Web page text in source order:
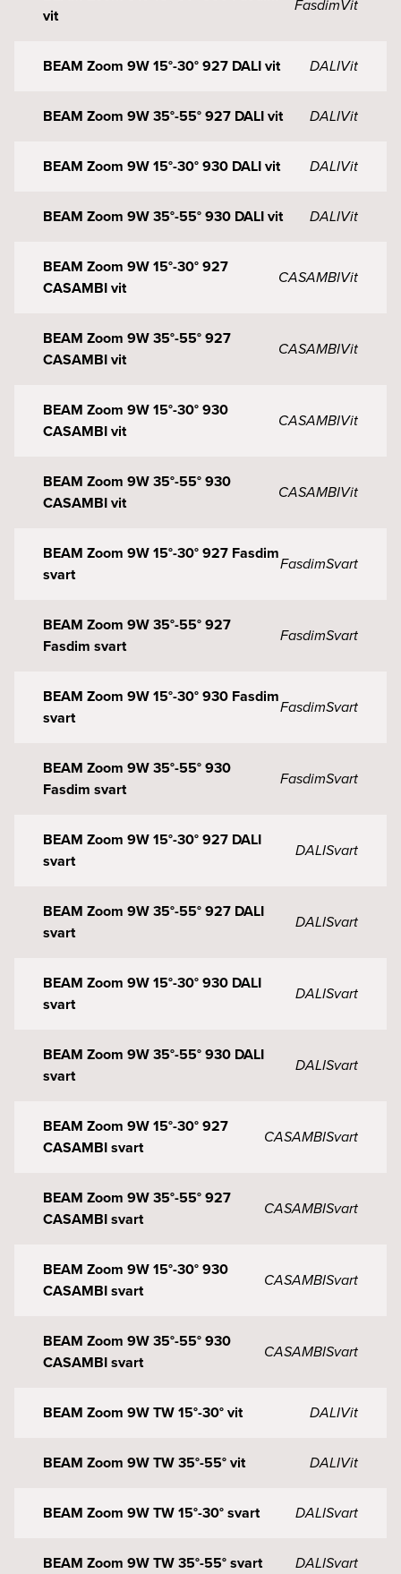
vit
FasdimVit
BEAM Zoom 9W 15°-30° 927 DALI vit DALIVit
BEAM Zoom 9W 35°-55° 927 DALI vit DALIVit
BEAM Zoom 9W 15°-30° 930 DALI vit DALIVit
BEAM Zoom 9W 35°-55° 930 DALI vit DALIVit
BEAM Zoom 9W 15°-30° 927
CASAMBI vit
CASAMBIVit
BEAM Zoom 9W 35°-55° 927
CASAMBI vit
CASAMBIVit
BEAM Zoom 9W 15°-30° 930
CASAMBI vit
CASAMBIVit
BEAM Zoom 9W 35°-55° 930
CASAMBI vit
CASAMBIVit
BEAM Zoom 9W 15°-30° 927 Fasdim
svart
FasdimSvart
BEAM Zoom 9W 35°-55° 927
Fasdim svart
FasdimSvart
BEAM Zoom 9W 15°-30° 930 Fasdim
svart
FasdimSvart
BEAM Zoom 9W 35°-55° 930
Fasdim svart
FasdimSvart
BEAM Zoom 9W 15°-30° 927 DALI
svart
DALISvart
BEAM Zoom 9W 35°-55° 927 DALI
svart
DALISvart
BEAM Zoom 9W 15°-30° 930 DALI
svart
DALISvart
BEAM Zoom 9W 35°-55° 930 DALI
svart
DALISvart
BEAM Zoom 9W 15°-30° 927
CASAMBI svart
CASAMBISvart
BEAM Zoom 9W 35°-55° 927
CASAMBI svart
CASAMBISvart
BEAM Zoom 9W 15°-30° 930
CASAMBI svart
CASAMBISvart
BEAM Zoom 9W 35°-55° 930
CASAMBI svart
CASAMBISvart
BEAM Zoom 9W TW 15°-30° vit DALIVit
BEAM Zoom 9W TW 35°-55° vit DALIVit
BEAM Zoom 9W TW 15°-30° svart DALISvart
BEAM Zoom 9W TW 35°-55° svart DALISvart